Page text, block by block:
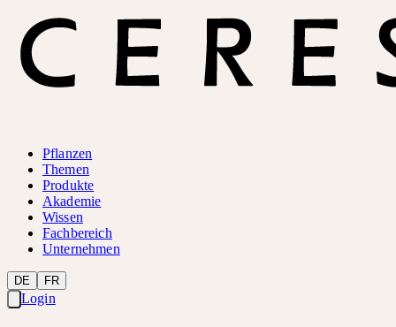
Pflanzen
Themen
Produkte
Akademie
Wissen
Fachbereich
Unternehmen
DE FR
Login